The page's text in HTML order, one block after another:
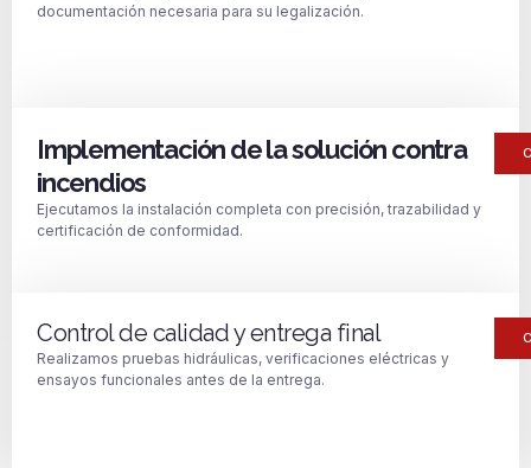
documentación necesaria para su legalización.
Implementación de la solución contra
incendios
Ejecutamos la instalación completa con precisión, trazabilidad y
certificación de conformidad.
Control de calidad y entrega final
Realizamos pruebas hidráulicas, verificaciones eléctricas y
ensayos funcionales antes de la entrega.